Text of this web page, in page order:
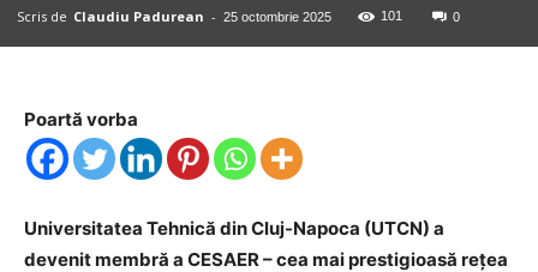
Scris de Claudiu Padurean - 25 octombrie 2025 101 0
Poartă vorba
Universitatea Tehnică din Cluj-Napoca (UTCN) a
devenit membră a CESAER – cea mai prestigioasă rețea